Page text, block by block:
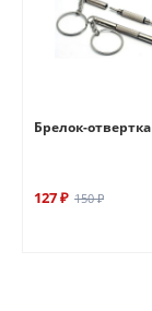
Брелок-отвертка
127 ₽ 150 ₽